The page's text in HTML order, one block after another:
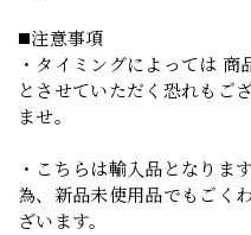
◼️注意事項
・タイミングによっては
とさせていただく恐れもご
ませ。
・こちらは輸入品となりま
為、新品未使用品でもごく
ざいます。